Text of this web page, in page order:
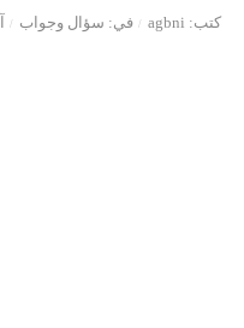
كتب agbni في سؤال وجواب